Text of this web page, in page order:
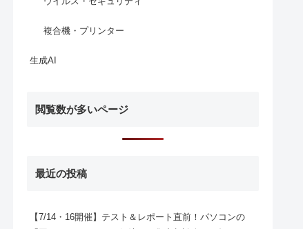
複合機・プリンター
生成AI
閲覧数が多いページ
最近の投稿
【7/14・16開催】テスト＆レポート直前！パソコンの